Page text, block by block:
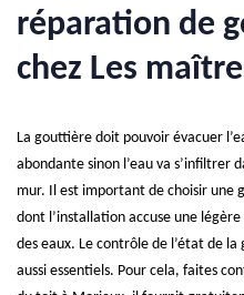
réparation de
chez Les
La gouttière doit pouvoir évacuer
abondante sinon l’eau va s’infiltrer
mur. Il est important de choisir une
dont l’installation accuse une
des eaux. Le contrôle de l’état de
aussi essentiels. Pour cela, faites